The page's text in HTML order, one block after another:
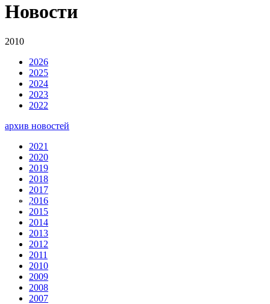
Новости
2010
2026
2025
2024
2023
2022
архив новостей
2021
2020
2019
2018
2017
2016
2015
2014
2013
2012
2011
2010
2009
2008
2007